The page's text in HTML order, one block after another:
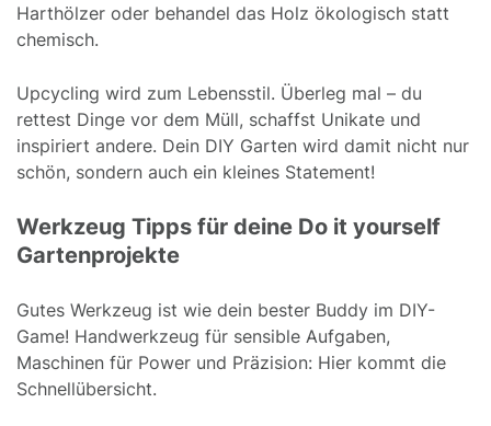
Harthölzer oder behandel das Holz ökologisch statt
chemisch.
Upcycling wird zum Lebensstil. Überleg mal – du
rettest Dinge vor dem Müll, schaffst Unikate und
inspiriert andere. Dein DIY Garten wird damit nicht nur
schön, sondern auch ein kleines Statement!
Werkzeug Tipps für deine Do it yourself
Gartenprojekte
Gutes Werkzeug ist wie dein bester Buddy im DIY-
Game! Handwerkzeug für sensible Aufgaben,
Maschinen für Power und Präzision: Hier kommt die
Schnellübersicht.